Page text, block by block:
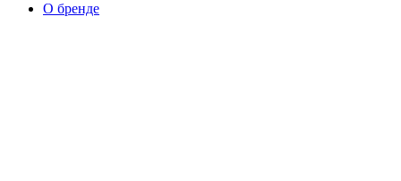
О бренде